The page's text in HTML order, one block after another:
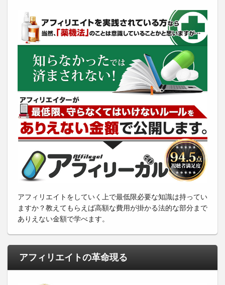
アフィリエイトをしていく上で最低限必要な知識は持ってい
ますか？教えてもらえば高額な費用が掛かる法的な部分まで
ありえない金額で学べます。
アフィリエイトの革命現る